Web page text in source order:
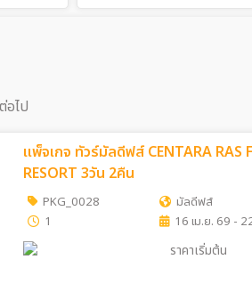
อไป
แพ็จเกจ ทัวร์มัลดีฟส์ CENTARA RAS
RESORT 3วัน 2คืน
PKG_0028
1
มัลดีฟส์
16 เม.ย. 69 -
ราคาเริ่มต้น